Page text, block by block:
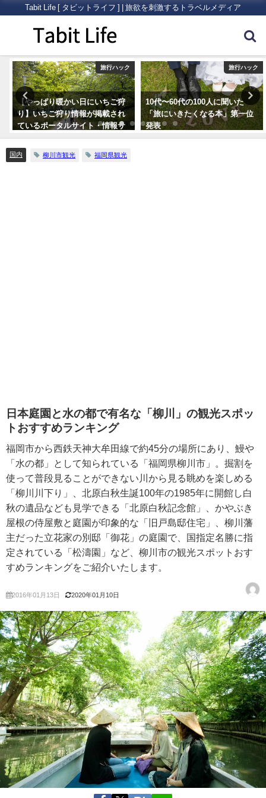
Tabit Life [ タビットライフ ] | 旅欲を刺激するトラベルメディア
旅行ハック
【やっぱり暖かい日にいちご狩
り】いちご狩り情報が掲載され
ているポータルサイト・情報サ
イトまとめ5つ
旅行ハック
10代〜60代の100人に聞いた
「旅にいきたくなる本」第一位
発表
国内 柳川市観光 福岡県観光
日本庭園と水の都で有名な「柳川」の観光スポッ
トおすすめランキング
福岡市から西鉄天神大牟田線で約45分の場所にあり、鰻や
「水の都」として知られている「福岡県柳川市」。掘割を
使って普段見ることができない川から見る眺めを楽しめる
「柳川川下り」、北原白秋生誕100年の1985年に開館し白
秋の遺品なども見学できる「北原白秋記念館」、かやぶき
屋根の侍屋敷と庭園が印象的な「旧戸島邸住宅」、柳川藩
主だった立花家の別邸「御花」の庭園で、国指定名勝に指
定されている「松濤園」など、柳川市の観光スポットおす
すめランキングをご紹介いたします。
2016年01月13日 2020年01月10日